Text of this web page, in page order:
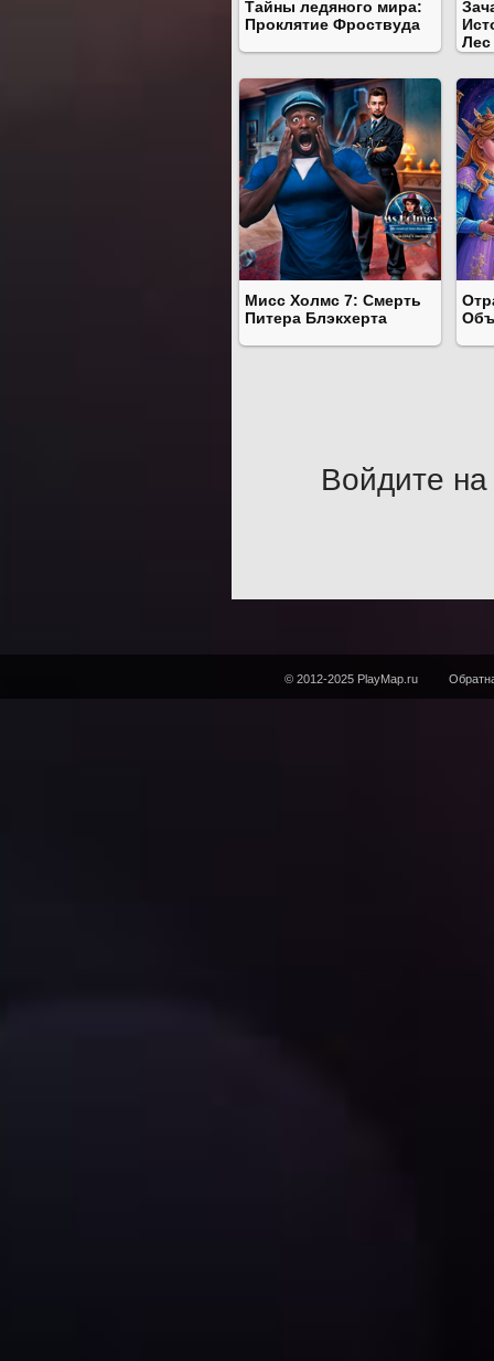
Тайны ледяного мира:
Проклятие Фроствуда
Лес
Мисс Холмс 7: Смерть
Питера Блэкхерта
Войдите на
© 2012-2025 PlayMap.ru